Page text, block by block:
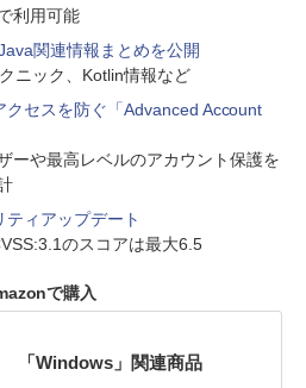
利用可能
関連情報まとめを公開
ニック、Kotlin情報など
セスを防ぐ「Advanced Account
ーや最高レベルのアカウント保護を
ティアップデート
のスコアは最大6.5
で購入
「Windows」関連商品